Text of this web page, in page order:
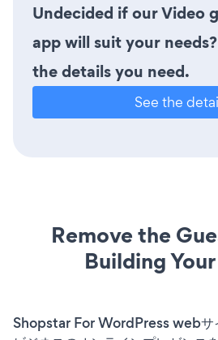
Undecided if our Video
app will suit your
the details you need.
See the
Remove the
Building
Shopstar For WordPress webサ